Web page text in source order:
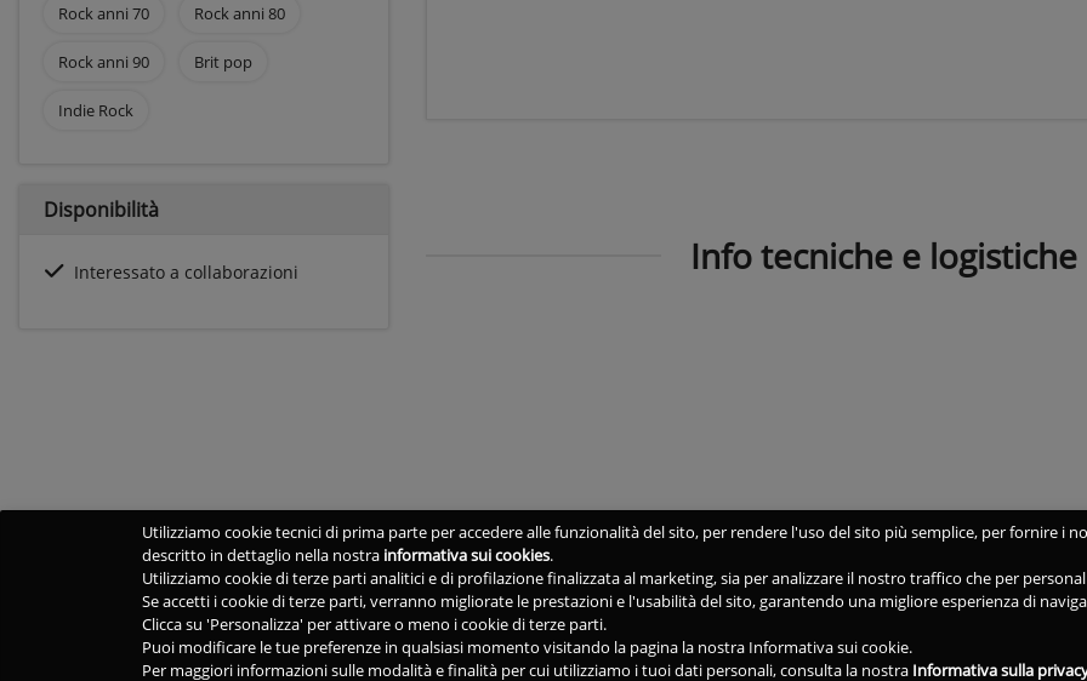
Rock anni 70 Rock anni 80
Rock anni 90 Brit pop
Indie Rock
Disponibilità
Interessato a collaborazioni Info tecniche e logistiche
Utilizziamo cookie tecnici di prima parte per accedere alle funzionalità del sito, per rendere l'uso del sito più semplice, per fornire i
descritto in dettaglio nella nostra informativa sui cookies.
Utilizziamo cookie di terze parti analitici e di profilazione finalizzata al marketing, sia per analizzare il nostro traffico che per
Se accetti i cookie di terze parti, verranno migliorate le prestazioni e l'usabilità del sito, garantendo una migliore esperienza di
Clicca su 'Personalizza' per attivare o meno i cookie di terze parti.
Puoi modificare le tue preferenze in qualsiasi momento visitando la pagina la nostra Informativa sui cookie.
Per maggiori informazioni sulle modalità e finalità per cui utilizziamo i tuoi dati personali, consulta la nostra Informativa sulla